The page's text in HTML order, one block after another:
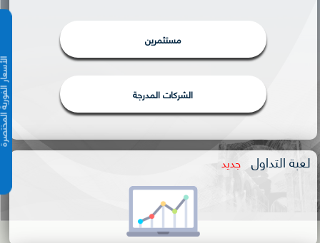
الأسعار
مستثمرين
الشركات المدرجة
لعبة التداول جديد